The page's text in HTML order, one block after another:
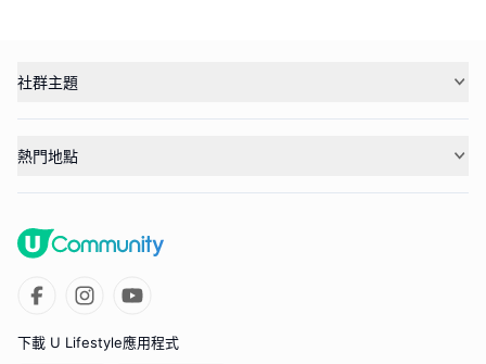
社群主題
熱門地點
下載 U Lifestyle應用程式